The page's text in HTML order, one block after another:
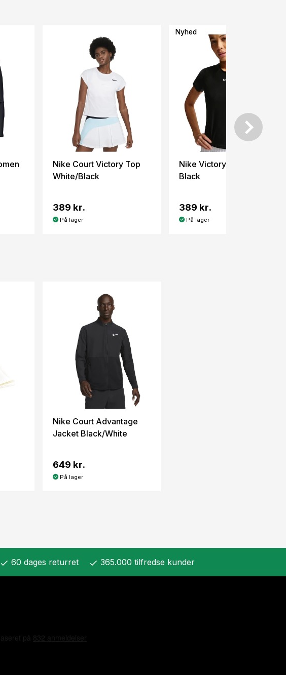
Nike Court Victory Top
White/Black
389 kr.
På lager
Nyhed
Nike Victory Top Woman
Black
389 kr.
På lager
Nike Court Advantage
Jacket Black/White
649 kr.
På lager
check 60 dages returret check 365.000 tilfredse kunder